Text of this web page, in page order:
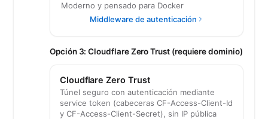
Moderno y pensado para Docker
Middleware de autenticación
Opción 3: Cloudflare Zero Trust (requiere dominio)
Cloudflare Zero Trust
Túnel seguro con autenticación mediante
service token (cabeceras CF-Access-Client-Id
y CF-Access-Client-Secret), sin IP pública